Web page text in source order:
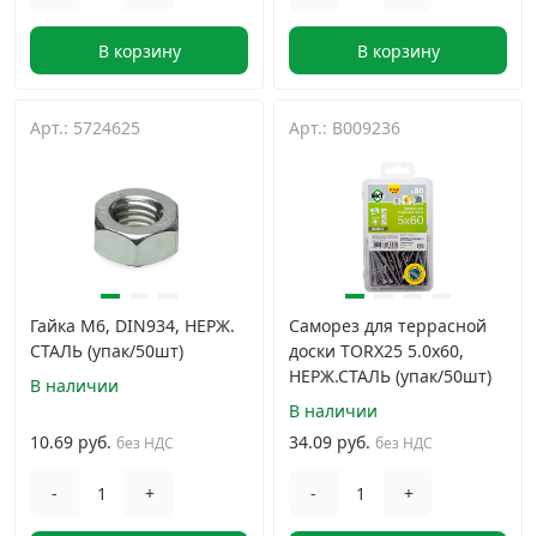
В корзину В корзину
Арт.: 5724625
Гайка М6, DIN934, НЕРЖ.
СТАЛЬ (упак/50шт)
В наличии
10.69 руб. без НДС
- +
Арт.: B009236
Саморез для террасной
доски TORX25 5.0x60,
НЕРЖ.СТАЛЬ (упак/50шт)
В наличии
34.09 руб. без НДС
- +